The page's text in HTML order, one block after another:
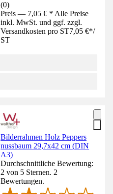
(0)
Preis — 7,05 € * Alle Preise
inkl. MwSt. und ggf. zzgl.
Versandkosten pro ST7,05 €*/
ST
Bilderrahmen Holz Peppers
nussbaum 29,7x42 cm (DIN
A3)
Durchschnittliche Bewertung:
2 von 5 Sternen. 2
Bewertungen.